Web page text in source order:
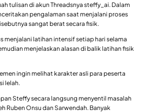
tulisan di akun Threadsnya steffy_ai. Dalam
pengalaman saat menjalani proses
sangat berat secara fisik.
menjalani latihan intensif setiap hari selama
menjelaskan alasan di balik latihan fisik
ingin melihat karakter asli para peserta
lelah.
Steffy secara langsung menyentil masalah
Ruben Onsu dan Sarwendah. Banyak